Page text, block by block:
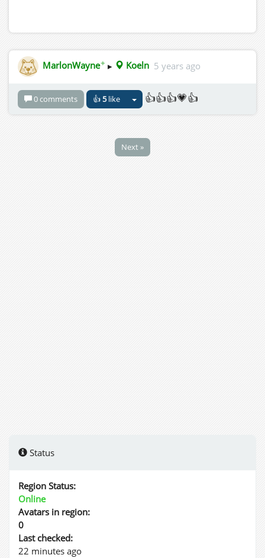
MarlonWayne✦ ▸ Koeln 5 years ago
0 comments 👍5like 👍👍👍💗👍
Next »
Status
Region Status:
Online
Avatars in region:
0
Last checked:
22 minutes ago